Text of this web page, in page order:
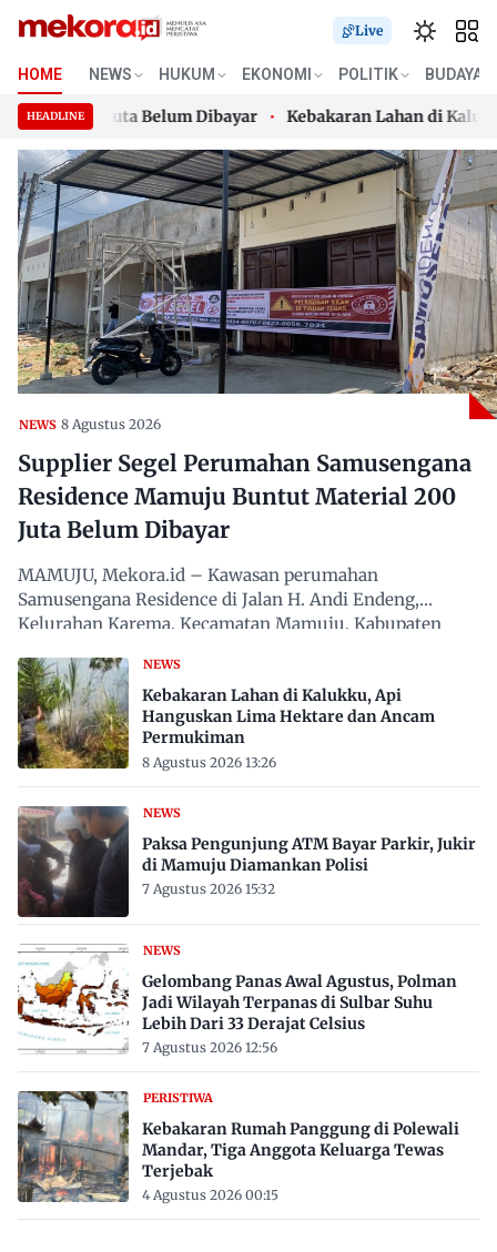
Skip
content
Live
HOME NEWS HUKUM EKONOMI POLITIK BUDAYA
HEADLINE
200 Juta Belum Dibayar Kebakaran Lahan di Kalukku,
200 Juta Belum Dibayar Kebakaran Lahan di Kalukku,
NEWS 8 Agustus 2026
Supplier Segel Perumahan Samusengana
Residence Mamuju Buntut Material 200
Juta Belum Dibayar
MAMUJU, Mekora.id – Kawasan perumahan
Samusengana Residence di Jalan H. Andi Endeng,
Kelurahan Karema, Kecamatan Mamuju, Kabupaten
NEWS
Kebakaran Lahan di Kalukku, Api
Hanguskan Lima Hektare dan Ancam
Permukiman
8 Agustus 2026 13:26
NEWS
Paksa Pengunjung ATM Bayar Parkir, Jukir
di Mamuju Diamankan Polisi
7 Agustus 2026 15:32
NEWS
Gelombang Panas Awal Agustus, Polman
Jadi Wilayah Terpanas di Sulbar Suhu
Lebih Dari 33 Derajat Celsius
7 Agustus 2026 12:56
PERISTIWA
Kebakaran Rumah Panggung di Polewali
Mandar, Tiga Anggota Keluarga Tewas
Terjebak
4 Agustus 2026 00:15